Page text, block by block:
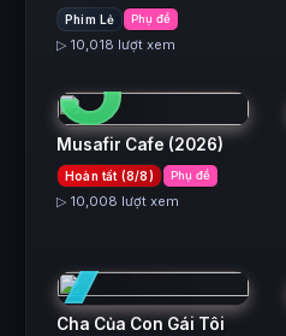
Phim Lẻ Phụ đề
▷ 10,018 lượt xem
5
Musafir Cafe (2026)
Hoàn tất (8/8) Phụ đề
▷ 10,008 lượt xem
7
Cha Của Con Gái Tôi